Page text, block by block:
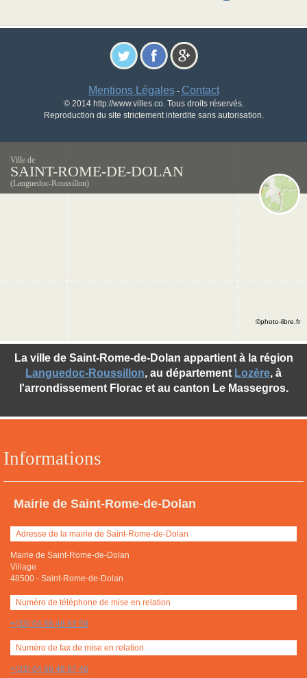
Mentions Légales- Contact
© 2014 http://www.villes.co. Tous droits réservés.
Reproduction du site strictement interdite sans autorisation.
Ville de
SAINT-ROME-DE-DOLAN
(Languedoc-Roussillon)
Informations
Mairie de Saint-Rome-de-Dolan
Adresse de la mairie de Saint-Rome-de-Dolan
Mairie de Saint-Rome-de-Dolan
Village
48500 - Saint-Rome-de-Dolan
Numéro de téléphone de mise en relation
+(33) 04 66 48 83 59
Numéro de fax de mise en relation
+(33) 04 66 48 87 46
La ville de Saint-Rome-de-Dolan appartient à la région
Languedoc-Roussillon, au département Lozère, à
l'arrondissement Florac et au canton Le Massegros.
©photo-libre.fr